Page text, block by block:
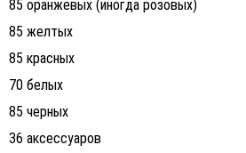
85 оранжевых (иногда розовых)
85 желтых
85 красных
70 белых
85 черных
36 аксессуаров